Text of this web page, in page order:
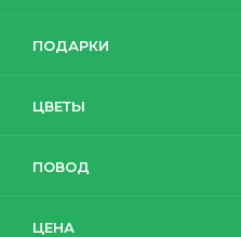
ПОДАРКИ
ЦВЕТЫ
ПОВОД
ЦЕНА